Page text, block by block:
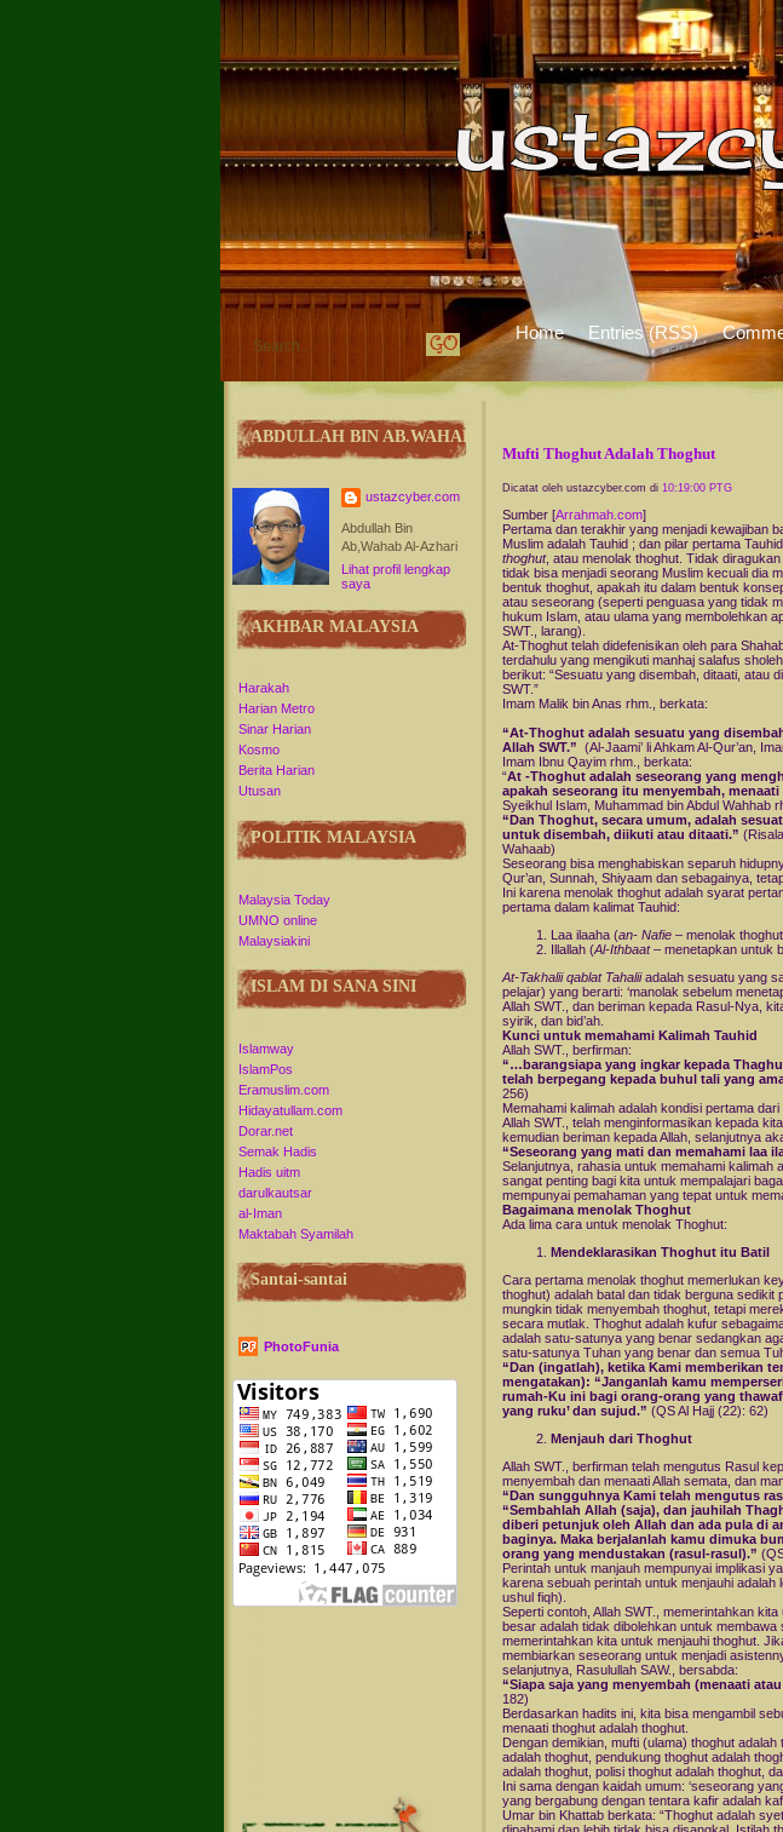
Home Entries (RSS)
ABDULLAH BIN AB.WAHAB
ustazcyber.com
Abdullah Bin
Ab,Wahab Al-Azhari
Lihat profil lengkap
saya
AKHBAR MALAYSIA
Harakah
Harian Metro
Sinar Harian
Kosmo
Berita Harian
Utusan
POLITIK MALAYSIA
Malaysia Today
UMNO online
Malaysiakini
ISLAM DI SANA SINI
Islamway
IslamPos
Eramuslim.com
Hidayatullam.com
Dorar.net
Semak Hadis
Hadis uitm
darulkautsar
al-Iman
Maktabah Syamilah
Santai-santai
PhotoFunia
Mufti Thoghut Adalah Thoghut
Dicatat oleh ustazcyber.com di 10:19:00 PTG
Sumber [Arrahmah.com]
Pertama dan terakhir yang menjadi kewajiban
Muslim adalah Tauhid ; dan pilar pertama
thoghut, atau menolak thoghut. Tidak
tidak bisa menjadi seorang Muslim kecuali dia
bentuk thoghut, apakah itu dalam bentuk
atau seseorang (seperti penguasa yang tidak
hukum Islam, atau ulama yang membolehkan
SWT., larang).
At-Thoghut telah didefenisikan oleh para
terdahulu yang mengikuti manhaj salafus
berikut: “Sesuatu yang disembah, ditaati, atau
SWT.”
Imam Malik bin Anas rhm., berkata:
“At-Thoghut adalah sesuatu yang
Allah SWT.” (Al-Jaami’ li Ahkam Al-Qur’an,
Imam Ibnu Qayim rhm., berkata:
“At -Thoghut adalah seseorang yang
apakah seseorang itu menyembah,
Syeikhul Islam, Muhammad bin Abdul Wahhab
“Dan Thoghut, secara umum, adalah
untuk disembah, diikuti atau ditaati.”
Wahaab)
Seseorang bisa menghabiskan separuh
Qur’an, Sunnah, Shiyaam dan sebagainya,
Ini karena menolak thoghut adalah syarat
pertama dalam kalimat Tauhid:
Laa ilaaha (an- Nafie – menolak
Illallah (Al-Ithbaat– menetapkan untuk
At-Takhalii qablat Tahaliiadalah sesuatu yang
pelajar) yang berarti: ‘manolak sebelum
Allah SWT., dan beriman kepada Rasul-Nya,
syirik, dan bid’ah.
Kunci untuk memahami Kalimah Tauhid
Allah SWT., berfirman:
“…barangsiapa yang ingkar kepada
telah berpegang kepada buhul tali yang
256)
Memahami kalimah adalah kondisi pertama
Allah SWT., telah menginformasikan kepada
kemudian beriman kepada Allah, selanjutnya
“Seseorang yang mati dan memahami laa
Selanjutnya, rahasia untuk memahami kalimah
sangat penting bagi kita untuk mempalajari
mempunyai pemahaman yang tepat untuk
Bagaimana menolak Thoghut
Ada lima cara untuk menolak Thoghut:
Mendeklarasikan Thoghut itu Batil
Cara pertama menolak thoghut memerlukan
thoghut) adalah batal dan tidak berguna sedikit
mungkin tidak menyembah thoghut, tetapi
secara mutlak. Thoghut adalah kufur
adalah satu-satunya yang benar sedangkan
satu-satunya Tuhan yang benar dan semua
“Dan (ingatlah), ketika Kami memberikan
mengatakan): “Janganlah kamu
rumah-Ku ini bagi orang-orang yang
yang ruku’ dan sujud.” (QS Al Hajj (22): 62)
Menjauh dari Thoghut
Allah SWT., berfirman telah mengutus Rasul
menyembah dan menaati Allah semata, dan
“Dan sungguhnya Kami telah mengutus
“Sembahlah Allah (saja), dan jauhilah
diberi petunjuk oleh Allah dan ada pula di
baginya. Maka berjalanlah kamu dimuka
orang yang mendustakan (rasul-rasul).”
Perintah untuk manjauh mempunyai implikasi
karena sebuah perintah untuk menjauhi
ushul fiqh).
Seperti contoh, Allah SWT., memerintahkan
besar adalah tidak dibolehkan untuk membawa
memerintahkan kita untuk menjauhi thoghut.
membiarkan seseorang untuk menjadi
selanjutnya, Rasulullah SAW., bersabda:
“Siapa saja yang menyembah (menaati
182)
Berdasarkan hadits ini, kita bisa mengambil
menaati thoghut adalah thoghut.
Dengan demikian, mufti (ulama) thoghut
adalah thoghut, pendukung thoghut adalah
adalah thoghut, polisi thoghut adalah thoghut,
Ini sama dengan kaidah umum: ‘seseorang
yang bergabung dengan tentara kafir adalah
Umar bin Khattab berkata: “Thoghut adalah